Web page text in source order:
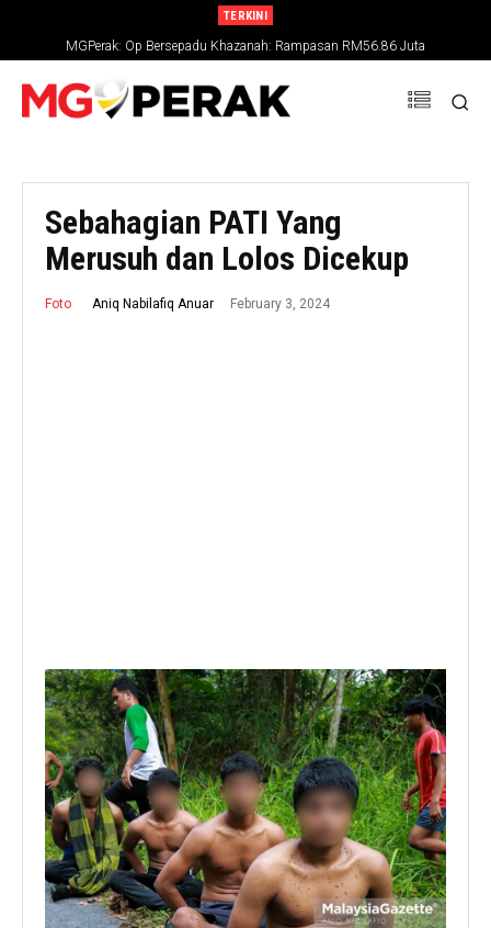
TERKINI
MGPerak: Op Bersepadu Khazanah: Rampasan RM56.86 Juta
Sebahagian PATI Yang
Merusuh dan Lolos Dicekup
Foto Aniq Nabilafiq Anuar February 3, 2024